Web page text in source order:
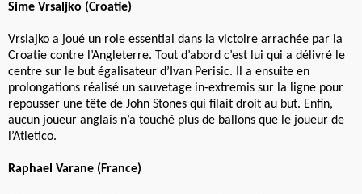
Sime Vrsaljko (Croatie)
Vrslajko a joué un role essential dans la victoire arrachée par la
Croatie contre l’Angleterre. Tout d’abord c’est lui qui a délivré le
centre sur le but égalisateur d’Ivan Perisic. Il a ensuite en
prolongations réalisé un sauvetage in-extremis sur la ligne pour
repousser une tête de John Stones qui filait droit au but. Enfin,
aucun joueur anglais n’a touché plus de ballons que le joueur de
l’Atletico.
Raphael Varane (France)